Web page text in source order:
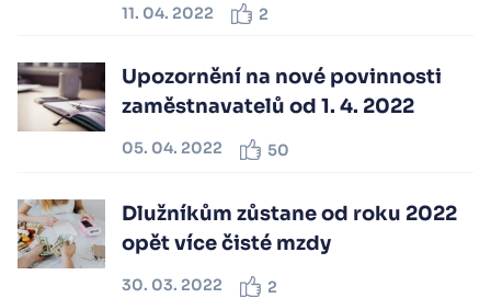
11. 04. 2022 2
Upozornění na nové povinnosti
zaměstnavatelů od 1. 4. 2022
05. 04. 2022 50
Dlužníkům zůstane od roku 2022
opět více čisté mzdy
30. 03. 2022 2